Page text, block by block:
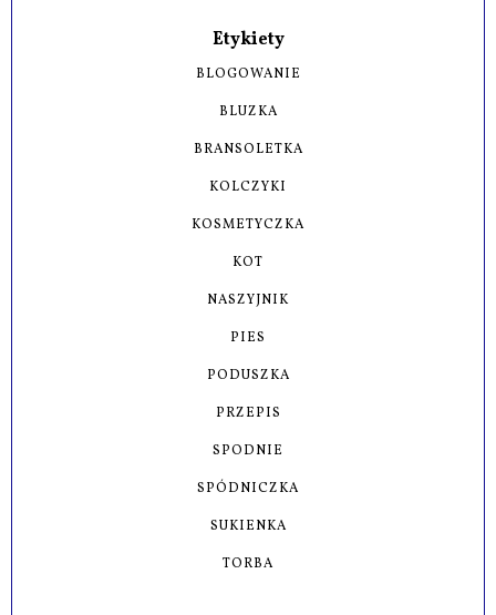
Etykiety
BLOGOWANIE
BLUZKA
BRANSOLETKA
KOLCZYKI
KOSMETYCZKA
KOT
NASZYJNIK
PIES
PODUSZKA
PRZEPIS
SPODNIE
SPÓDNICZKA
SUKIENKA
TORBA